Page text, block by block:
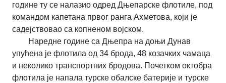
године ту се налазио одред Дњепарске флотиле, под
командом капетана првог ранга Ахметова, који је
садејствовао са копненом војском.
Наредне године са Дњепра на доњи Дунав
упућена је флотила од 34 брода, 48 козачких чамаца
и неколико транспортних бродова. Почетком октобра
флотила је напала турске обалске батерије и турске